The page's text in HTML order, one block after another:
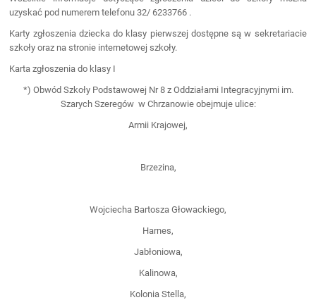
uzyskać pod numerem telefonu 32/ 6233766 .
Karty zgłoszenia dziecka do klasy pierwszej dostępne są w sekretariacie
szkoły oraz na stronie internetowej szkoły.
Karta zgłoszenia do klasy I
*) Obwód Szkoły Podstawowej Nr 8 z Oddziałami Integracyjnymi im.
Szarych Szeregów w Chrzanowie obejmuje ulice:
Armii Krajowej,
Brzezina,
Wojciecha Bartosza Głowackiego,
Harnes,
Jabłoniowa,
Kalinowa,
Kolonia Stella,